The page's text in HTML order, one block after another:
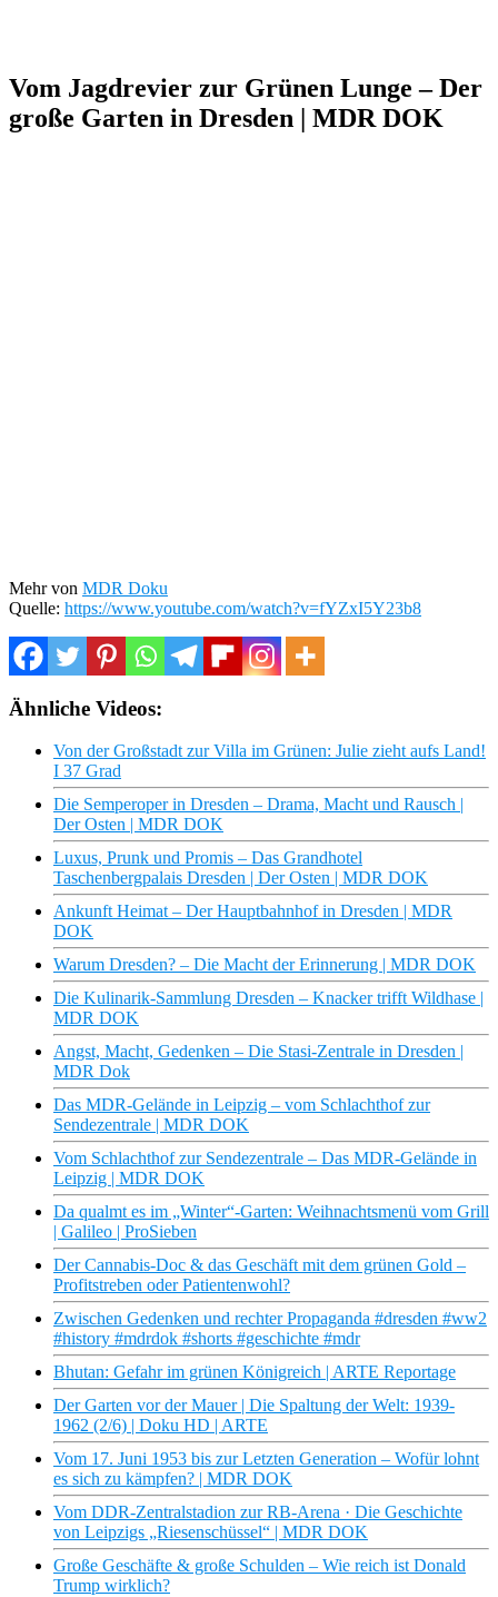
Vom Jagdrevier zur Grünen Lunge – Der
große Garten in Dresden | MDR DOK
Mehr von MDR Doku
Quelle: https://www.youtube.com/watch?v=fYZxI5Y23b8
Ähnliche Videos:
Von der Großstadt zur Villa im Grünen: Julie zieht aufs Land!
I 37 Grad
Die Semperoper in Dresden – Drama, Macht und Rausch |
Der Osten | MDR DOK
Luxus, Prunk und Promis – Das Grandhotel
Taschenbergpalais Dresden | Der Osten | MDR DOK
Ankunft Heimat – Der Hauptbahnhof in Dresden | MDR
DOK
Warum Dresden? – Die Macht der Erinnerung | MDR DOK
Die Kulinarik-Sammlung Dresden – Knacker trifft Wildhase |
MDR DOK
Angst, Macht, Gedenken – Die Stasi-Zentrale in Dresden |
MDR Dok
Das MDR-Gelände in Leipzig – vom Schlachthof zur
Sendezentrale | MDR DOK
Vom Schlachthof zur Sendezentrale – Das MDR-Gelände in
Leipzig | MDR DOK
Da qualmt es im „Winter“-Garten: Weihnachtsmenü vom Grill
| Galileo | ProSieben
Der Cannabis-Doc & das Geschäft mit dem grünen Gold –
Profitstreben oder Patientenwohl?
Zwischen Gedenken und rechter Propaganda #dresden #ww2
#history #mdrdok #shorts #geschichte #mdr
Bhutan: Gefahr im grünen Königreich | ARTE Reportage
Der Garten vor der Mauer | Die Spaltung der Welt: 1939-
1962 (2/6) | Doku HD | ARTE
Vom 17. Juni 1953 bis zur Letzten Generation – Wofür lohnt
es sich zu kämpfen? | MDR DOK
Vom DDR-Zentralstadion zur RB-Arena · Die Geschichte
von Leipzigs „Riesenschüssel“ | MDR DOK
Große Geschäfte & große Schulden – Wie reich ist Donald
Trump wirklich?